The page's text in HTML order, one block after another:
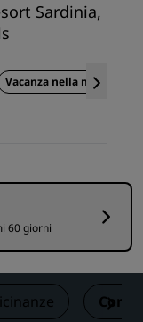
Sardinia,
Vacanza nella natura
60 giorni